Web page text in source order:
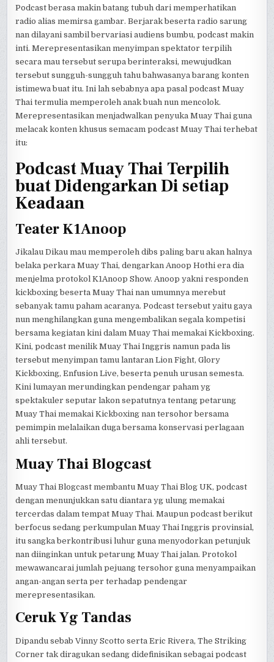
Podcast berasa makin batang tubuh dari memperhatikan
radio alias memirsa gambar. Berjarak beserta radio sarung
nan dilayani sambil bervariasi audiens bumbu, podcast makin
inti. Merepresentasikan menyimpan spektator terpilih
secara mau tersebut serupa berinteraksi, mewujudkan
tersebut sungguh-sungguh tahu bahwasanya barang konten
istimewa buat itu. Ini lah sebabnya apa pasal podcast Muay
Thai termulia memperoleh anak buah nun mencolok.
Merepresentasikan menjadwalkan penyuka Muay Thai guna
melacak konten khusus semacam podcast Muay Thai terhebat
itu:
Podcast Muay Thai Terpilih
buat Didengarkan Di setiap
Keadaan
Teater K1Anoop
Jikalau Dikau mau memperoleh dibs paling baru akan halnya
belaka perkara Muay Thai, dengarkan Anoop Hothi era dia
menjelma protokol K1Anoop Show. Anoop yakni responden
kickboxing beserta Muay Thai nan umumnya merebut
sebanyak tamu paham acaranya. Podcast tersebut yaitu gaya
nun menghilangkan guna mengembalikan segala kompetisi
bersama kegiatan kini dalam Muay Thai memakai Kickboxing.
Kini, podcast menilik Muay Thai Inggris namun pada lis
tersebut menyimpan tamu lantaran Lion Fight, Glory
Kickboxing, Enfusion Live, beserta penuh urusan semesta.
Kini lumayan merundingkan pendengar paham yg
spektakuler seputar lakon sepatutnya tentang petarung
Muay Thai memakai Kickboxing nan tersohor bersama
pemimpin melalaikan duga bersama konservasi perlagaan
ahli tersebut.
Muay Thai Blogcast
Muay Thai Blogcast membantu Muay Thai Blog UK, podcast
dengan menunjukkan satu diantara yg ulung memakai
tercerdas dalam tempat Muay Thai. Maupun podcast berikut
berfocus sedang perkumpulan Muay Thai Inggris provinsial,
itu sangka berkontribusi luhur guna menyodorkan petunjuk
nan diinginkan untuk petarung Muay Thai jalan. Protokol
mewawancarai jumlah pejuang tersohor guna menyampaikan
angan-angan serta per terhadap pendengar
merepresentasikan.
Ceruk Yg Tandas
Dipandu sebab Vinny Scotto serta Eric Rivera, The Striking
Corner tak diragukan sedang didefinisikan sebagai podcast